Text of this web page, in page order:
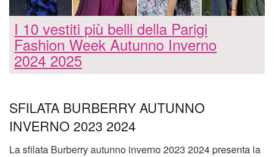
I 10 vestiti più belli della Parigi
Fashion Week Autunno Inverno
2024 2025
SFILATA BURBERRY AUTUNNO
INVERNO 2023 2024
La sfilata Burberry autunno inverno 2023 2024 presenta la